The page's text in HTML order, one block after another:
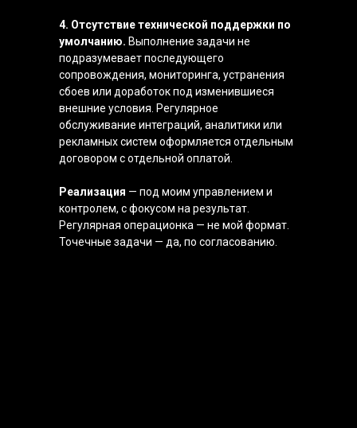
4. Отсутствие технической поддержки по
умолчанию. Выполнение задачи не
подразумевает последующего
сопровождения, мониторинга, устранения
сбоев или доработок под изменившиеся
внешние условия. Регулярное
обслуживание интеграций, аналитики или
рекламных систем оформляется отдельным
договором с отдельной оплатой.
Реализация — под моим управлением и
контролем, с фокусом на результат.
Регулярная операционка — не мой формат.
Точечные задачи — да, по согласованию.